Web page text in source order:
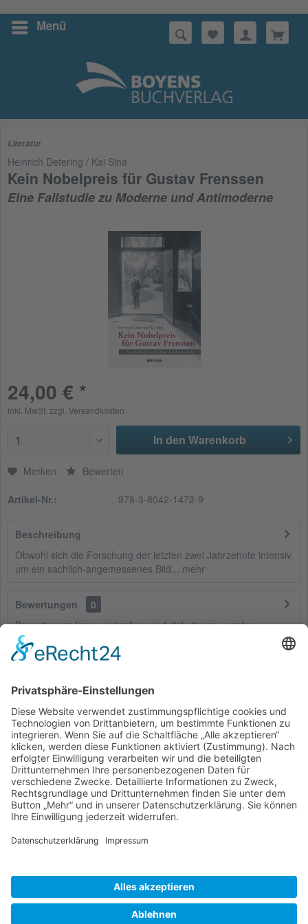
Menü
Literatur
Heinrich Detering / Kai Sina
Kein Nobelpreis für Gustav Frenssen
Eine Fallstudie zu Moderne und Antimoderne
24,00 € *
inkl. MwSt. zzgl. Versandkosten
1 In den Warenkorb
Merken Bewerten
Artikel-Nr.: 978-3-8042-1472-9
Beschreibung
Obwohl sich die Forschung der letzten zwei Jahrzehnte intensiv
um ein sachlich-angemessenes Bild... mehr
Bewertungen
0
Bewertungen lesen, schreiben und diskutieren...mehr
Kunden haben sich ebenfalls angesehen
Service Hotline
Shop Service
Informationen
* Alle Preise inkl. gesetzl. Mehrwertsteuer zzgl.Versandkostenund ggf.
Nachnahmegebühren, wenn nicht anders beschrieben
Bestellung Downloads
Widerrufsbelehrung Datenschutz
Impressum